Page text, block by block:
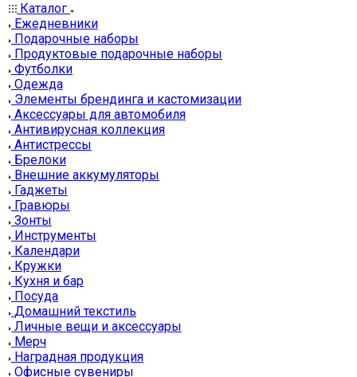
Каталог
Ежедневники
Подарочные наборы
Продуктовые подарочные наборы
Футболки
Одежда
Элементы брендинга и кастомизации
Аксессуары для автомобиля
Антивирусная коллекция
Антистрессы
Брелоки
Внешние аккумуляторы
Гаджеты
Гравюры
Зонты
Инструменты
Календари
Кружки
Кухня и бар
Посуда
Домашний текстиль
Личные вещи и аксессуары
Мерч
Наградная продукция
Офисные сувениры